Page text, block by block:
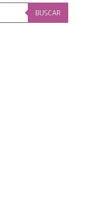
BUSCAR